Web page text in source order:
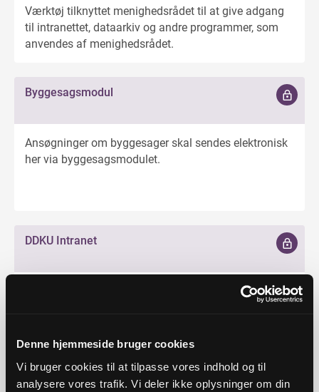
Denne hjemmeside bruger cookies
Vi bruger cookies til at tilpasse vores indhold og til
analysere vores trafik. Vi deler ikke oplysninger om din
Værktøj tilknyttet menighedsrådet til at give adgang
til intranettet, dataarkiv og andre programmer, som
anvendes af menighedsrådet.
Byggesagsmodul
Ansøgninger om byggesager skal sendes elektronisk
her via byggesagsmodulet.
DDKU Intranet
Intranet for medarbejdere og valgte hos Den Danske